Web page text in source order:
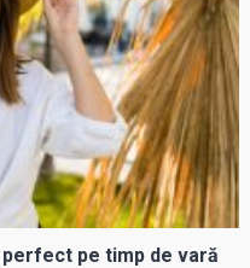
pe timp de vară